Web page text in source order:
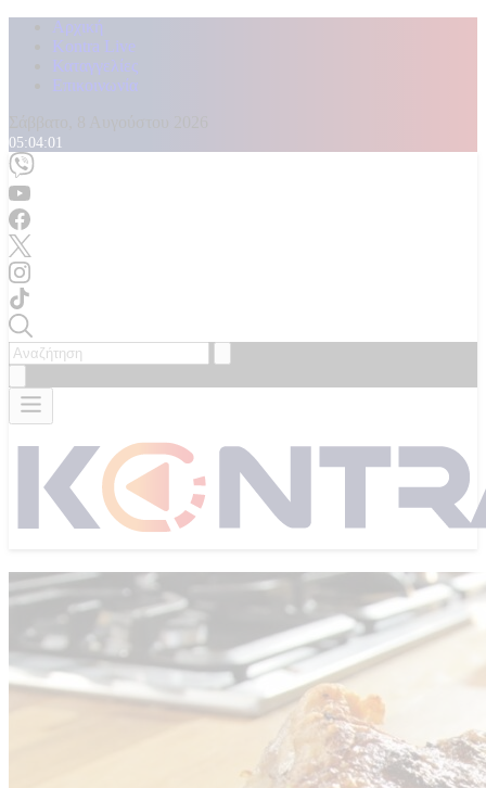
Αρχική
Kontra Live
Καταγγελίες
Επικοινωνία
05:04:02